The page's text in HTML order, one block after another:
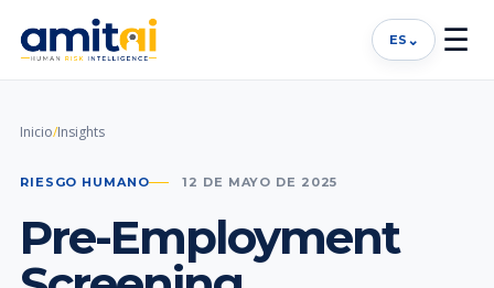
ES ⌄ ☰
Inicio/Insights
RIESGO HUMANO 12 DE MAYO DE 2025
Pre-Employment